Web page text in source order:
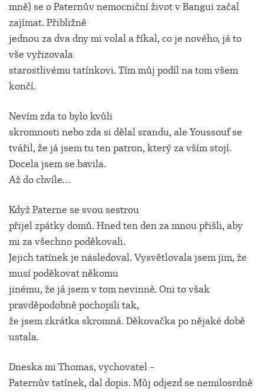
mně) se o Paternův nemocniční život v Bangui začal
zajímat. Přibližně
jednou za dva dny mi volal a říkal, co je nového, já to
vše vyřizovala
starostlivému tatínkovi. Tím můj podíl na tom všem
končí.
Nevím zda to bylo kvůli
skromnosti nebo zda si dělal srandu, ale Youssouf se
tvářil, že já jsem tu ten patron, který za vším stojí.
Docela jsem se bavila.
Až do chvíle…
Když Paterne se svou sestrou
přijel zpátky domů. Hned ten den za mnou přišli, aby
mi za všechno poděkovali.
Jejich tatínek je následoval. Vysvětlovala jsem jim, že
musí poděkovat někomu
jinému, že já jsem v tom nevinně. Oni to však
pravděpodobně pochopili tak,
že jsem zkrátka skromná. Děkovačka po nějaké době
ustala.
Dneska mi Thomas, vychovatel –
Paternův tatínek, dal dopis. Můj odjezd se nemilosrdně